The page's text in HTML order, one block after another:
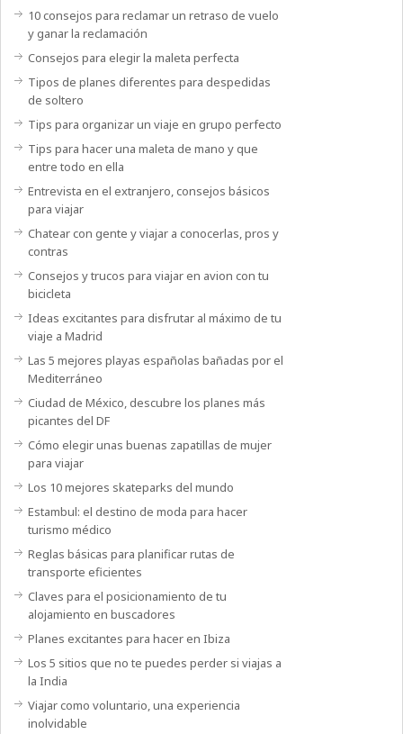
10 consejos para reclamar un retraso de vuelo
y ganar la reclamación
Consejos para elegir la maleta perfecta
Tipos de planes diferentes para despedidas
de soltero
Tips para organizar un viaje en grupo perfecto
Tips para hacer una maleta de mano y que
entre todo en ella
Entrevista en el extranjero, consejos básicos
para viajar
Chatear con gente y viajar a conocerlas, pros y
contras
Consejos y trucos para viajar en avion con tu
bicicleta
Ideas excitantes para disfrutar al máximo de tu
viaje a Madrid
Las 5 mejores playas españolas bañadas por el
Mediterráneo
Ciudad de México, descubre los planes más
picantes del DF
Cómo elegir unas buenas zapatillas de mujer
para viajar
Los 10 mejores skateparks del mundo
Estambul: el destino de moda para hacer
turismo médico
Reglas básicas para planificar rutas de
transporte eficientes
Claves para el posicionamiento de tu
alojamiento en buscadores
Planes excitantes para hacer en Ibiza
Los 5 sitios que no te puedes perder si viajas a
la India
Viajar como voluntario, una experiencia
inolvidable